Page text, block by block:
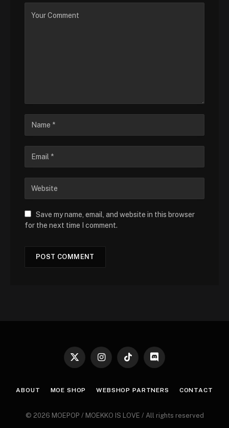
Save my name, email, and website in this browser
for the next time I comment.
X
InstagramTikTok Discord
ABOUT MOE SHOP WEBSHOP PARTNERS CONTACT
© 2026 MOEPOP / MOEKKO IS LOVE / All rights reserved